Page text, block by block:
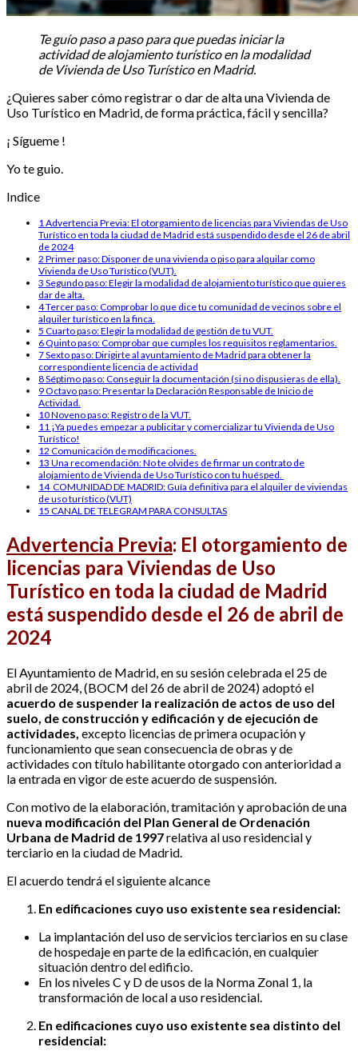
Te guío paso a paso para que puedas iniciar la
actividad de alojamiento turístico en la modalidad
de Vivienda de Uso Turístico en Madrid.
¿Quieres saber cómo registrar o dar de alta una Vivienda de
Uso Turístico en Madrid, de forma práctica, fácil y sencilla?
¡ Sígueme !
Yo te guio.
Indice
1 Advertencia Previa: El otorgamiento de licencias para Viviendas de Uso
Turístico en toda la ciudad de Madrid está suspendido desde el 26 de abril
de 2024
2 Primer paso: Disponer de una vivienda o piso para alquilar como
Vivienda de Uso Turístico (VUT).
3 Segundo paso: Elegir la modalidad de alojamiento turístico que quieres
dar de alta.
4Tercer paso: Comprobar lo que dice tu comunidad de vecinos sobre el
alquiler turístico en la finca.
5 Cuarto paso: Elegir la modalidad de gestión de tu VUT.
6Quinto paso: Comprobar que cumples los requisitos reglamentarios.
7Sexto paso: Dirigirte al ayuntamiento de Madrid para obtener la
correspondiente licencia de actividad
8Séptimo paso: Conseguir la documentación (si no dispusieras de ella).
9Octavo paso: Presentar la Declaración Responsable de Inicio de
Actividad.
10Noveno paso: Registro de la VUT.
11 ¡Ya puedes empezar a publicitar y comercializar tu Vivienda de Uso
Turístico!
12 Comunicación de modificaciones.
13 Una recomendación: No te olvides de firmar un contrato de
alojamiento de Vivienda de Uso Turístico con tu huésped.
14COMUNIDAD DE MADRID: Guía definitiva para el alquiler de viviendas
de uso turístico (VUT)
15 CANAL DE TELEGRAM PARA CONSULTAS
Advertencia Previa: El otorgamiento de
licencias para Viviendas de Uso
Turístico en toda la ciudad de Madrid
está suspendido desde el 26 de abril de
2024
El Ayuntamiento de Madrid, en su sesión celebrada el 25 de
abril de 2024, (BOCM del 26 de abril de 2024) adoptó el
acuerdo de suspender la realización de actos de uso del
suelo, de construcción y edificación y de ejecución de
actividades, excepto licencias de primera ocupación y
funcionamiento que sean consecuencia de obras y de
actividades con título habilitante otorgado con anterioridad a
la entrada en vigor de este acuerdo de suspensión.
Con motivo de la elaboración, tramitación y aprobación de una
nueva modificación del Plan General de Ordenación
Urbana de Madrid de 1997relativa al uso residencial y
terciario en la ciudad de Madrid.
El acuerdo tendrá el siguiente alcance
En edificaciones cuyo uso existente sea residencial:
La implantación del uso de servicios terciarios en su clase
de hospedaje en parte de la edificación, en cualquier
situación dentro del edificio.
En los niveles C y D de usos de la Norma Zonal 1, la
transformación de local a uso residencial.
En edificaciones cuyo uso existente sea distinto del
residencial: